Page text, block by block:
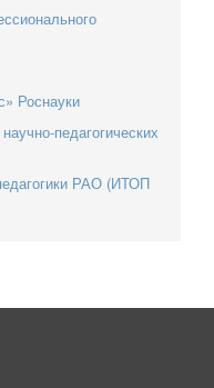
Роснауки
педагогических
РАО (ИТОП